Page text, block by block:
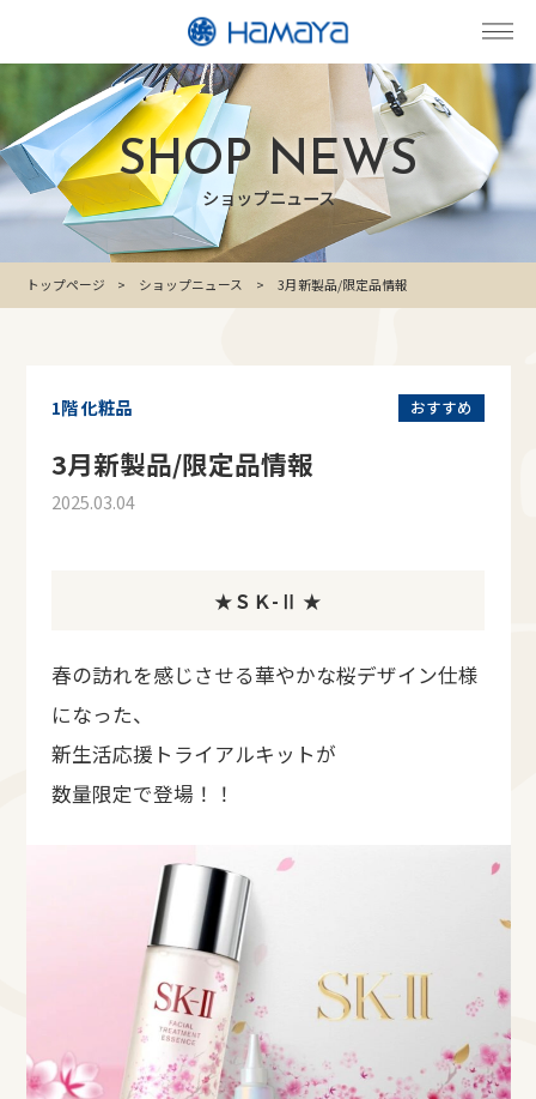
SHOP NEWS
ショップニュース
トップページ ショップニュース 3月新製品/限定品情報
おすすめ
1階 化粧品
3月新製品/限定品情報
2025.03.04
★ＳＫ-Ⅱ ★
春の訪れを感じさせる華やかな桜デザイン仕様
になった、
新生活応援トライアルキットが
数量限定で登場！！